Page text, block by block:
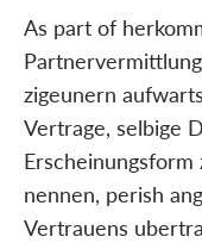
As part of
zigeunern
Vertrage, selbige
Erscheinungsform
nennen, perish
Vertrauens